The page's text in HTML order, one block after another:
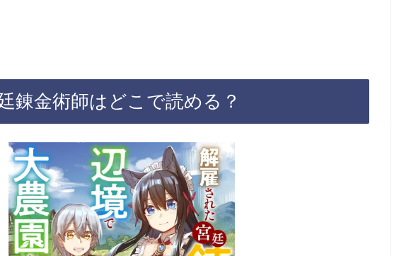
錬金術師はどこで読める？